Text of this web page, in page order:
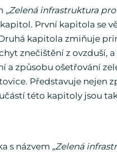
„Zelená infrastruktura pro
První kapitola se
kapitola zmiňuje
znečištění z ovzduší,
a způsobu ošetřování
Představuje nejen
této kapitoly jsou
s názvem „Zelená